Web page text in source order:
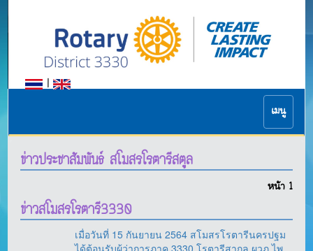
|
เมนู
ข่าวประชาสัมพันธ์ สโมสรโรตารีสตูล
หน้า 1
ข่าวสโมสรโรตารี3330
เมื่อวันที่ 15 กันยายน 2564 สโมสรโรตารีนครปฐม